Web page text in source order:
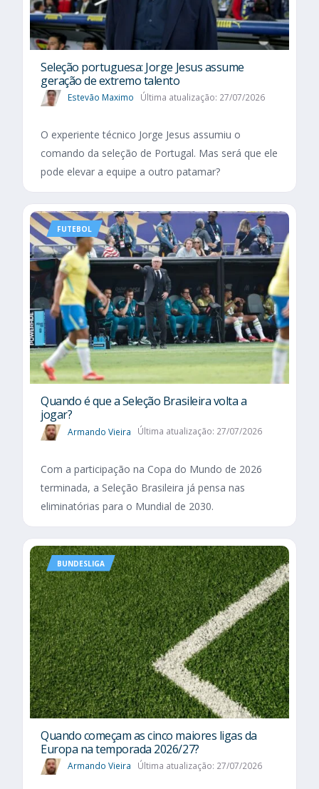
Seleção portuguesa: Jorge Jesus assume
geração de extremo talento
Estevão Maximo Última atualização: 27/07/2026
O experiente técnico Jorge Jesus assumiu o
comando da seleção de Portugal. Mas será que ele
pode elevar a equipe a outro patamar?
FUTEBOL
Quando é que a Seleção Brasileira volta a
jogar?
Armando Vieira Última atualização: 27/07/2026
Com a participação na Copa do Mundo de 2026
terminada, a Seleção Brasileira já pensa nas
eliminatórias para o Mundial de 2030.
BUNDESLIGA
Quando começam as cinco maiores ligas da
Europa na temporada 2026/27?
Armando Vieira Última atualização: 27/07/2026